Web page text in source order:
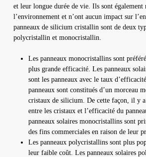
et leur longue durée de vie. Ils sont également
l’environnement et n’ont aucun impact sur
panneaux de silicium cristallin sont de deux
polycristallin et monocristallin.
Les panneaux monocristallins sont
plus grande efficacité. Les panneaux
sont les panneaux avec le taux
panneaux sont constitués d’un morceau
cristaux de silicium. De cette façon, il y a
entre les cristaux et l’efficacité du
panneaux solaires monocristallins sont
des fins commerciales en raison de leur
Les panneaux polycristallins sont plus
leur faible coût. Les panneaux solaires